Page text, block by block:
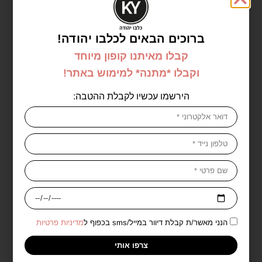
נטרוג'ינה
אזל במלאי
ניטרוגינה שפתון לחות לשפתיים
יבשות וסדוקות 4.8 מ״ל עם
ניטרוגינה הידרו בוסט מים
ברוכים הבאים לכלבו יהודה!
קבלו מאיתנו קופון מיוחד
וקבלו *מתנה* למימוש באתר!
הירשמו עכשיו לקבלת ההטבה:
הנני מאשר/ת קבלת דיוור במייל/sms בכפוף ל מדיניות פרטיות
צרפו אותי